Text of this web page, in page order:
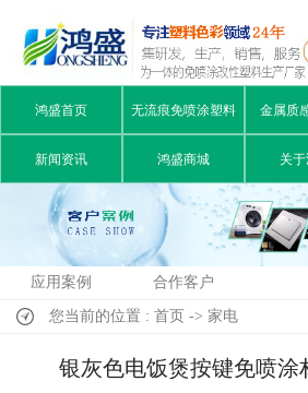
鸿盛首页 无流痕免喷涂塑料 金属质
新闻资讯 鸿盛商城 关
应用案例 合作客户
您当前的位置 : 首页 -> 家电
银灰色电饭煲按键免喷涂